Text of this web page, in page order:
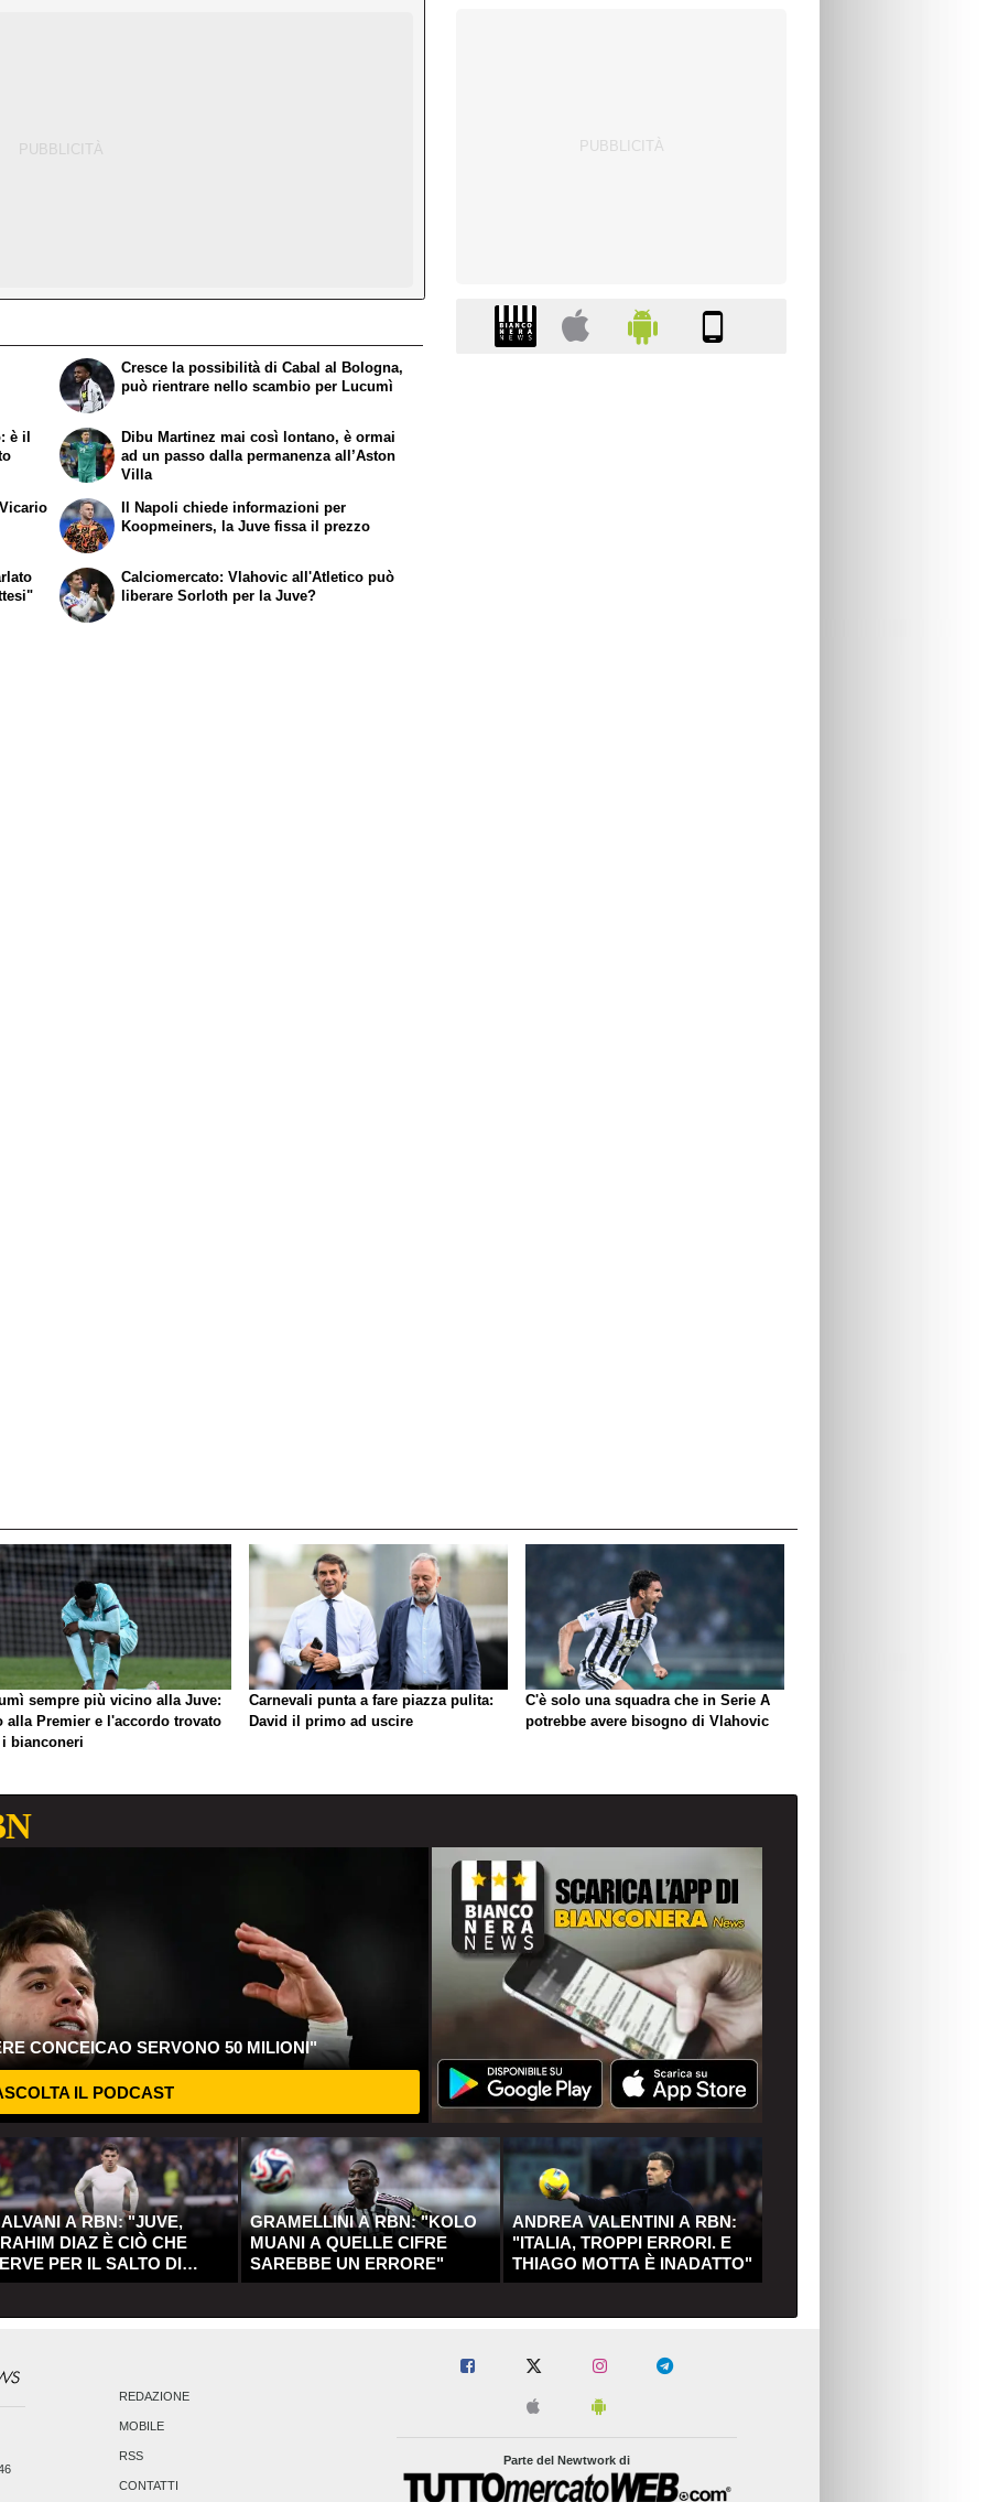
è il
Cresce la possibilità di Cabal al Bologna,
può rientrare nello scambio per Lucumì
Dibu Martinez mai così lontano, è ormai
ad un passo dalla permanenza all’Aston
Villa
Il Napoli chiede informazioni per
Koopmeiners, la Juve fissa il prezzo
Calciomercato: Vlahovic all'Atletico può
liberare Sorloth per la Juve?
sempre più vicino alla Juve:
alla Premier e l'accordo trovato
bianconeri
Carnevali punta a fare piazza pulita:
David il primo ad uscire
C'è solo una squadra che in Serie A
potrebbe avere bisogno di Vlahovic
CONCEICAO SERVONO 50 MILIONI"
IL PODCAST
A RBN: "JUVE,
DIAZ È CIÒ CHE
PER IL SALTO DI
GRAMELLINI A RBN: "KOLO
MUANI A QUELLE CIFRE
SAREBBE UN ERRORE"
ANDREA VALENTINI A RBN:
"ITALIA, TROPPI ERRORI. E
THIAGO MOTTA È INADATTO"
REDAZIONE
MOBILE
RSS
CONTATTI
Parte del Newtwork di